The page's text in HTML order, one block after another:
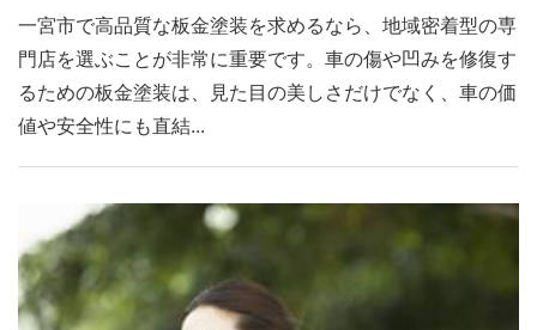
一宮市で高品質な板金塗装を求めるなら、地域密着型の専
門店を選ぶことが非常に重要です。車の傷や凹みを修復す
るための板金塗装は、見た目の美しさだけでなく、車の価
値や安全性にも直結...